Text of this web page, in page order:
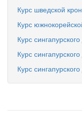
Курс шведской
Курс
Курс
Курс
Курс